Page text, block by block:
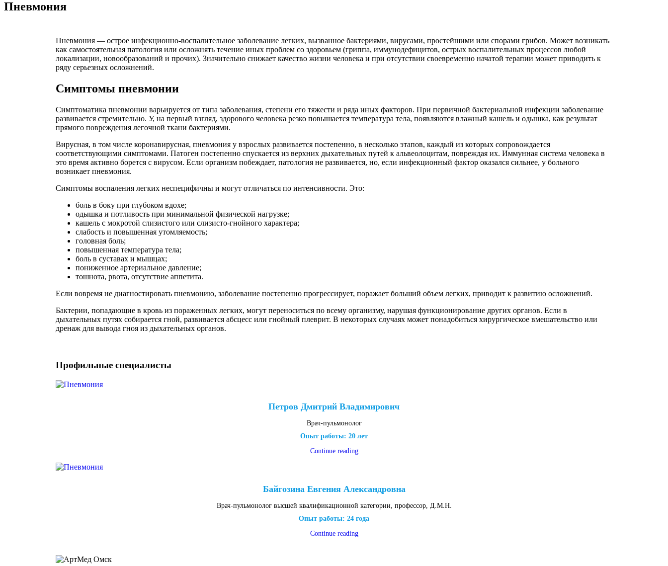
Пневмония
Пневмония — острое инфекционно-воспалительное заболевание легких, вызванное бактериями, вирусами, простейшими или спорами грибов. Может возникать
как самостоятельная патология или осложнять течение иных проблем со здоровьем (гриппа, иммунодефицитов, острых воспалительных процессов любой
локализации, новообразований и прочих). Значительно снижает качество жизни человека и при отсутствии своевременно начатой терапии может приводить к
ряду серьезных осложнений.
Симптомы пневмонии
Симптоматика пневмонии варьируется от типа заболевания, степени его тяжести и ряда иных факторов. При первичной бактериальной инфекции заболевание
развивается стремительно. У, на первый взгляд, здорового человека резко повышается температура тела, появляются влажный кашель и одышка, как результат
прямого повреждения легочной ткани бактериями.
Вирусная, в том числе коронавирусная, пневмония у взрослых развивается постепенно, в несколько этапов, каждый из которых сопровождается
соответствующими симптомами. Патоген постепенно спускается из верхних дыхательных путей к альвеолоцитам, повреждая их. Иммунная система человека в
это время активно борется с вирусом. Если организм побеждает, патология не развивается, но, если инфекционный фактор оказался сильнее, у больного
возникает пневмония.
Симптомы воспаления легких неспецифичны и могут отличаться по интенсивности. Это:
боль в боку при глубоком вдохе;
одышка и потливость при минимальной физической нагрузке;
кашель с мокротой слизистого или слизисто-гнойного характера;
слабость и повышенная утомляемость;
головная боль;
повышенная температура тела;
боль в суставах и мышцах;
пониженное артериальное давление;
тошнота, рвота, отсутствие аппетита.
Если вовремя не диагностировать пневмонию, заболевание постепенно прогрессирует, поражает больший объем легких, приводит к развитию осложнений.
Бактерии, попадающие в кровь из пораженных легких, могут переноситься по всему организму, нарушая функционирование других органов. Если в
дыхательных путях собирается гной, развивается абсцесс или гнойный плеврит. В некоторых случаях может понадобиться хирургическое вмешательство или
дренаж для вывода гноя из дыхательных органов.
Профильные специалисты
Петров Дмитрий Владимирович
Врач-пульмонолог
Опыт работы: 20 лет
Continue reading
Байгозина Евгения Александровна
Врач-пульмонолог высшей квалификационной категории, профессор, Д.М.Н.
Опыт работы: 24 года
Continue reading